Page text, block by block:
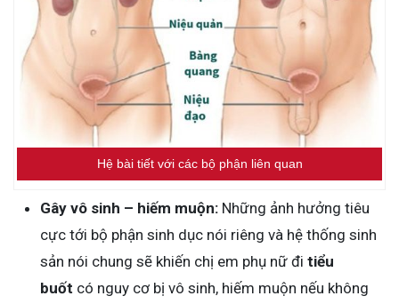
Hệ bài tiết với các bộ phận liên quan
Gây vô sinh – hiếm muộn: Những ảnh hưởng tiêu
cực tới bộ phận sinh dục nói riêng và hệ thống sinh
sản nói chung sẽ khiến chị em phụ nữ đi tiểu
buốt có nguy cơ bị vô sinh, hiếm muộn nếu không